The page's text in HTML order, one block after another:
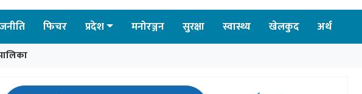
फिचर प्रदेश मनोरञ्जन सुरक्षा स्वास्थ्य खेलकुद अर्थ